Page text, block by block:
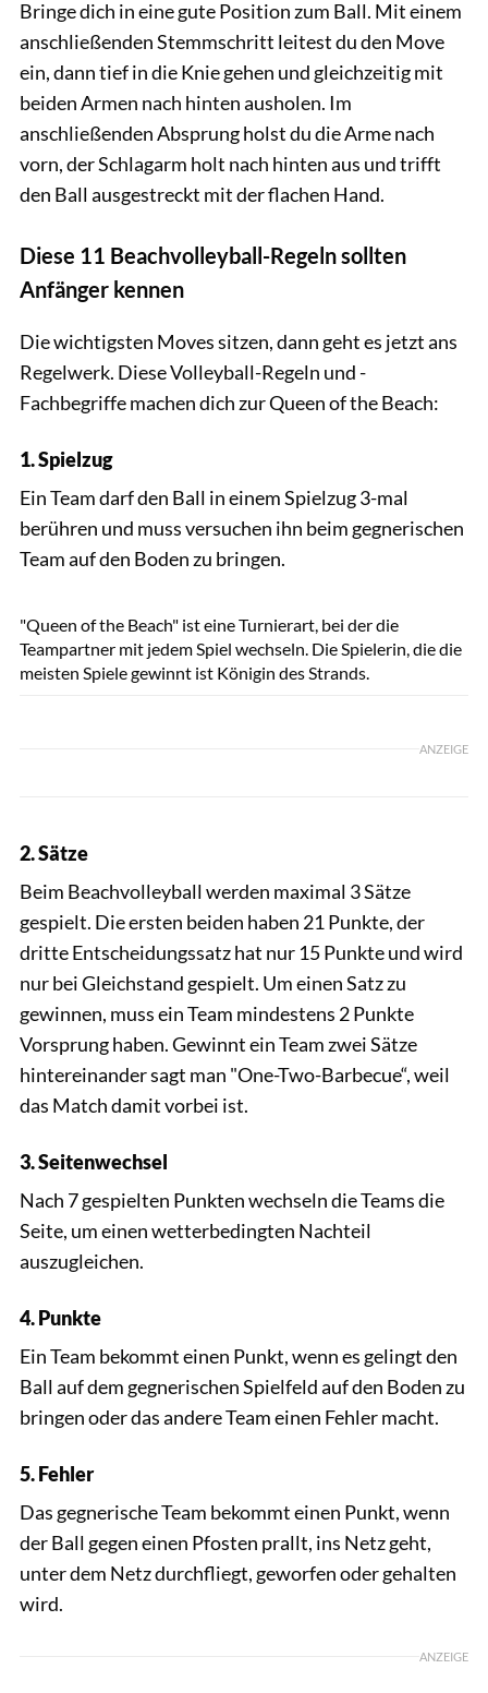
Bringe dich in eine gute Position zum Ball. Mit einem
anschließenden Stemmschritt leitest du den Move
ein, dann tief in die Knie gehen und gleichzeitig mit
beiden Armen nach hinten ausholen. Im
anschließenden Absprung holst du die Arme nach
vorn, der Schlagarm holt nach hinten aus und trifft
den Ball ausgestreckt mit der flachen Hand.
Diese 11 Beachvolleyball-Regeln sollten
Anfänger kennen
Die wichtigsten Moves sitzen, dann geht es jetzt ans
Regelwerk. Diese Volleyball-Regeln und -
Fachbegriffe machen dich zur Queen of the Beach:
1. Spielzug
Ein Team darf den Ball in einem Spielzug 3-mal
berühren und muss versuchen ihn beim gegnerischen
Team auf den Boden zu bringen.
"Queen of the Beach" ist eine Turnierart, bei der die
Teampartner mit jedem Spiel wechseln. Die Spielerin, die die
meisten Spiele gewinnt ist Königin des Strands.
ANZEIGE
2. Sätze
Beim Beachvolleyball werden maximal 3 Sätze
gespielt. Die ersten beiden haben 21 Punkte, der
dritte Entscheidungssatz hat nur 15 Punkte und wird
nur bei Gleichstand gespielt. Um einen Satz zu
gewinnen, muss ein Team mindestens 2 Punkte
Vorsprung haben. Gewinnt ein Team zwei Sätze
hintereinander sagt man "One-Two-Barbecue“, weil
das Match damit vorbei ist.
3. Seitenwechsel
Nach 7 gespielten Punkten wechseln die Teams die
Seite, um einen wetterbedingten Nachteil
auszugleichen.
4. Punkte
Ein Team bekommt einen Punkt, wenn es gelingt den
Ball auf dem gegnerischen Spielfeld auf den Boden zu
bringen oder das andere Team einen Fehler macht.
5. Fehler
Das gegnerische Team bekommt einen Punkt, wenn
der Ball gegen einen Pfosten prallt, ins Netz geht,
unter dem Netz durchfliegt, geworfen oder gehalten
wird.
ANZEIGE